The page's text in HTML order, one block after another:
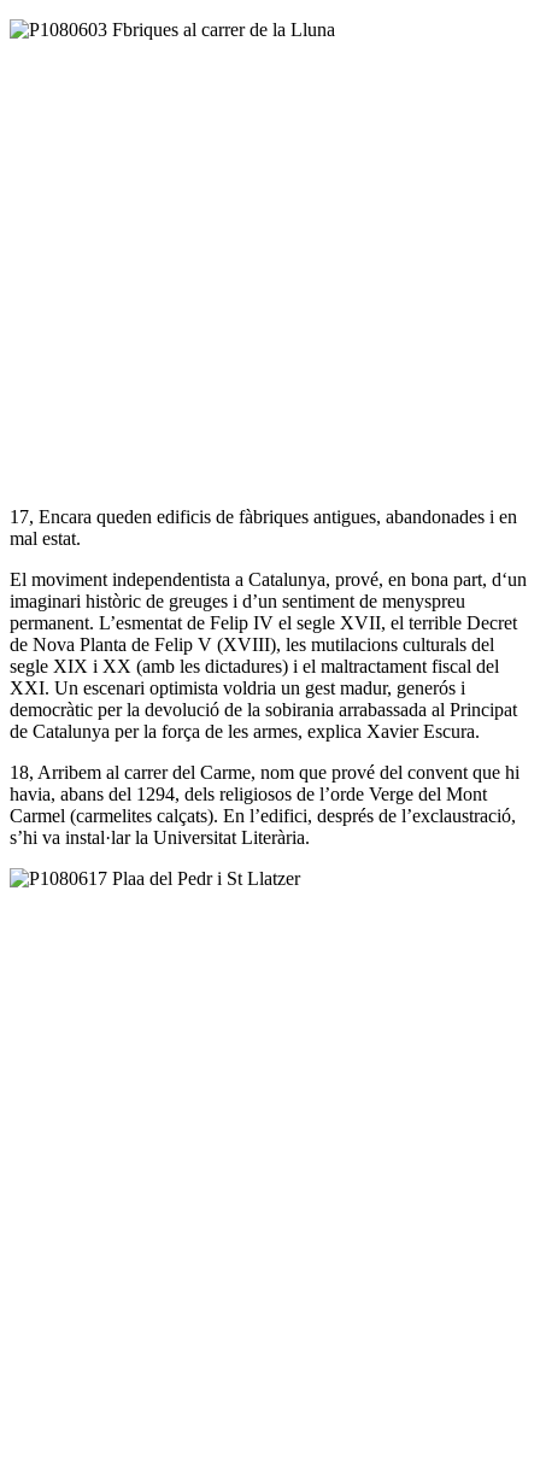
17, Encara queden edificis de fàbriques antigues, abandonades i en
mal estat.
El moviment independentista a Catalunya, prové, en bona part, d‘un
imaginari històric de greuges i d’un sentiment de menyspreu
permanent. L’esmentat de Felip IV el segle XVII, el terrible Decret
de Nova Planta de Felip V (XVIII), les mutilacions culturals del
segle XIX i XX (amb les dictadures) i el maltractament fiscal del
XXI. Un escenari optimista voldria un gest madur, generós i
democràtic per la devolució de la sobirania arrabassada al Principat
de Catalunya per la força de les armes, explica Xavier Escura.
18, Arribem al carrer del Carme, nom que prové del convent que hi
havia, abans del 1294, dels religiosos de l’orde Verge del Mont
Carmel (carmelites calçats). En l’edifici, després de l’exclaustració,
s’hi va instal·lar la Universitat Literària.